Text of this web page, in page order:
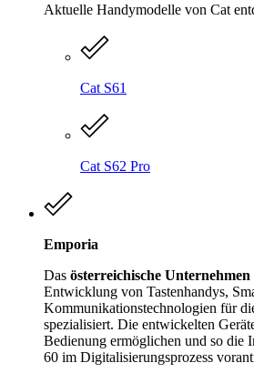
Aktuelle Handymodelle von Cat
Cat S61
Cat S62 Pro
Emporia
Das österreichische Unternehmen
Entwicklung von Tastenhandys,
Kommunikationstechnologien für
spezialisiert. Die entwickelten
Bedienung ermöglichen und so die
60 im Digitalisierungsprozess